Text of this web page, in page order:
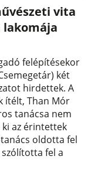
vita
lakomája
felépítésekor
két
hirdettek. A
ítélt, Than Mór
tanácsa nem
az érintettek
oldotta fel
fel a